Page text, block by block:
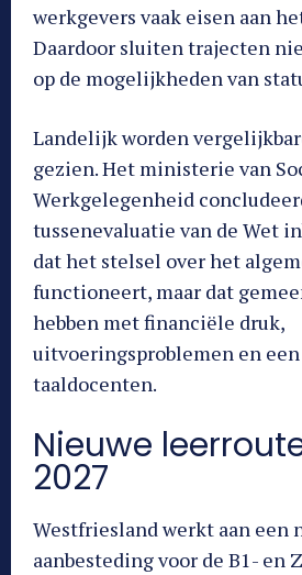
werkgevers vaak eisen aan
Daardoor sluiten trajecten
op de mogelijkheden van
Landelijk worden
gezien. Het ministerie van
Werkgelegenheid
tussenevaluatie van de Wet
dat het stelsel over het
functioneert, maar dat
hebben met financiële druk,
uitvoeringsproblemen en
taaldocenten.
Nieuwe
2027
Westfriesland werkt aan een
aanbesteding voor de B1- en